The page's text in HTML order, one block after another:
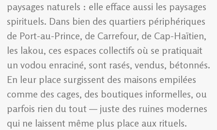
paysages naturels : elle efface aussi les paysages
spirituels. Dans bien des quartiers périphériques
de Port-au-Prince, de Carrefour, de Cap-Haïtien,
les lakou, ces espaces collectifs où se pratiquait
un vodou enraciné, sont rasés, vendus, bétonnés.
En leur place surgissent des maisons empilées
comme des cages, des boutiques informelles, ou
parfois rien du tout — juste des ruines modernes
qui ne laissent même plus place aux rituels.